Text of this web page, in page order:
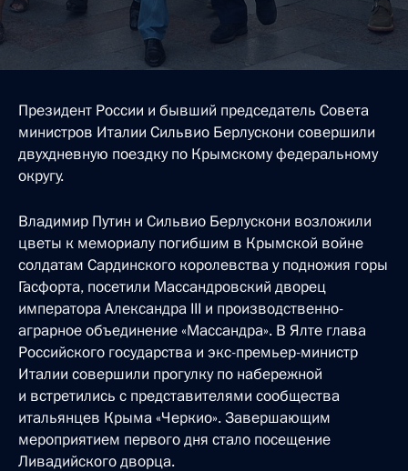
Президент России и бывший председатель Совета
министров Италии Сильвио Берлускони совершили
двухдневную поездку по Крымскому федеральному
округу.
Владимир Путин и Сильвио Берлускони возложили
цветы к мемориалу погибшим в Крымской войне
солдатам Сардинского королевства у подножия горы
Гасфорта, посетили Массандровский дворец
императора Александра III и производственно-
аграрное объединение «Массандра». В Ялте глава
Российского государства и экс-премьер-министр
Италии совершили прогулку по набережной
и встретились с представителями сообщества
итальянцев Крыма «Черкио». Завершающим
мероприятием первого дня стало посещение
Ливадийского дворца.